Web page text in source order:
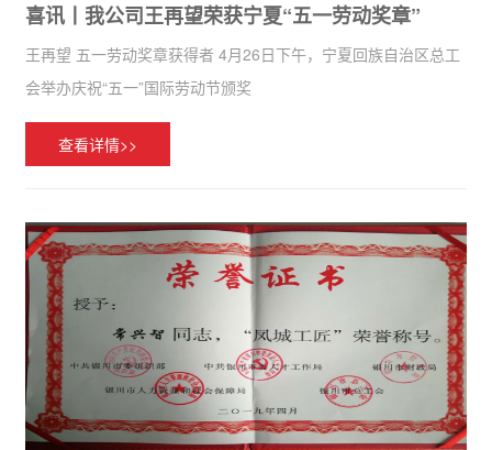
喜讯丨我公司王再望荣获宁夏“五一劳动奖章”
王再望 五一劳动奖章获得者 4月26日下午，宁夏回族自治区总工
会举办庆祝“五一”国际劳动节颁奖
查看详情>>